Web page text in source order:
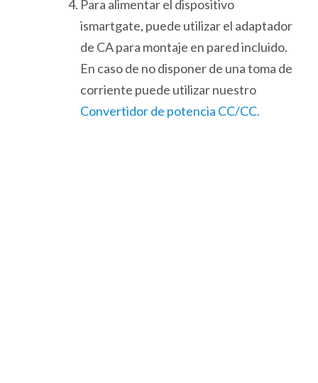
Para alimentar el dispositivo
ismartgate, puede utilizar el adaptador
de CA para montaje en pared incluido.
En caso de no disponer de una toma de
corriente puede utilizar nuestro
Convertidor de potencia CC/CC.